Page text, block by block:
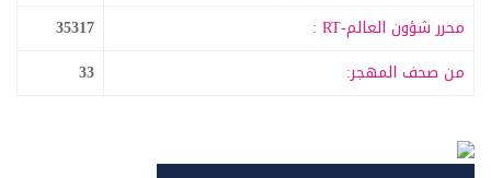
محرر شؤون العالم-RT :
35317
من صحف المهجر:
33